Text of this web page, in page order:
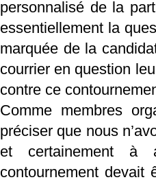
personnalisé de la
essentiellement la
marquée de la
courrier en question
contre ce
Comme membres
préciser que nous
et certainement à
contournement devait